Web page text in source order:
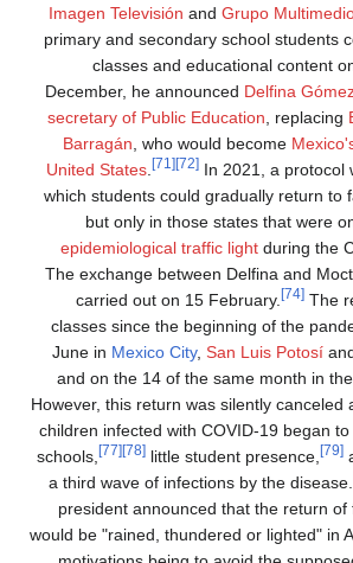
Imagen Televisión and Grupo
primary and secondary school students
classes and educational content
December, he announced Delfina
secretary of Public Education , replacing
Barragán , who would become
United States
[71] [72] In 2021, a protocol
which students could gradually return to
but only in those states that were
epidemiological traffic light during the
The exchange between Delfina and
carried out on 15 February.
[74] The
classes since the beginning of the
June in Mexico City, San Luis Potosí
and on the 14 of the same month in the
However, this return was silently canceled
children infected with COVID-19 began
schools,
[77] [78] little student presence, [79]
a third wave of infections by the disease.
president announced that the return
would be "rained, thundered or lighted" in